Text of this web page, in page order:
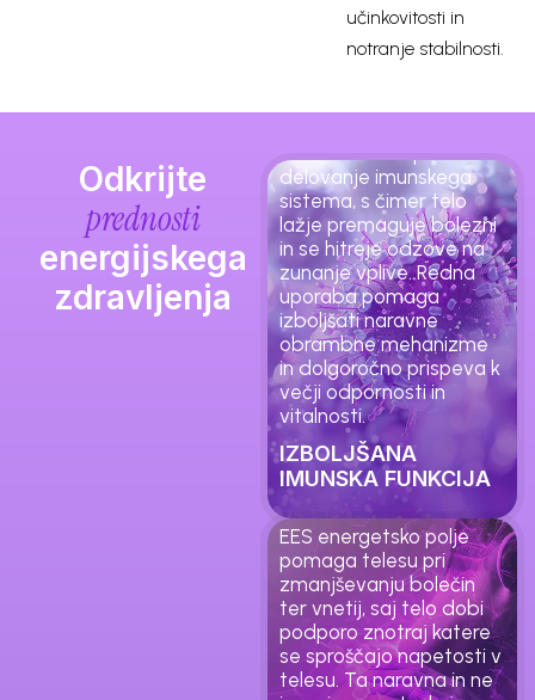
učinkovitosti in
notranje stabilnosti.
Odkrijte
prednosti
energijskega
zdravljenja
delovanje imunskega
sistema, s čimer telo
lažje premaguje bolezni
in se hitreje odzove na
zunanje vplive. Redna
uporaba pomaga
izboljšati naravne
obrambne mehanizme
in dolgoročno prispeva k
večji odpornosti in
vitalnosti.
IZBOLJŠANA
IMUNSKA FUNKCIJA
EES energetsko polje
pomaga telesu pri
zmanjševanju bolečin
ter vnetij, saj telo dobi
podporo znotraj katere
se sproščajo napetosti v
telesu. Ta naravna in ne